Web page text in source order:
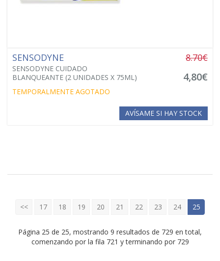
SENSODYNE
SENSODYNE CUIDADO
BLANQUEANTE (2 UNIDADES X 75ML)
8.70€
4,80€
TEMPORALMENTE AGOTADO
AVÍSAME SI HAY STOCK
<< 17 18 19 20 21 22 23 24 25
Página 25 de 25, mostrando 9 resultados de 729 en total,
comenzando por la fila 721 y terminando por 729